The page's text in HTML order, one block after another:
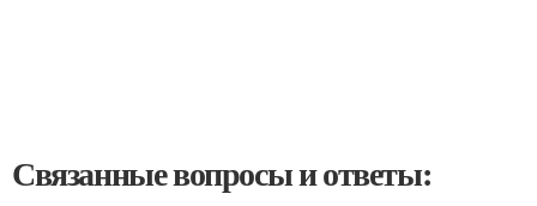
Связанные вопросы и ответы: